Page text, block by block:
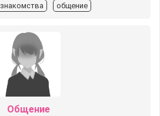
знакомства общение
Общение